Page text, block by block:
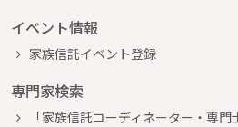
イベント情報
家族信託イベント登録
専門家検索
「家族信託コーディネーター・専